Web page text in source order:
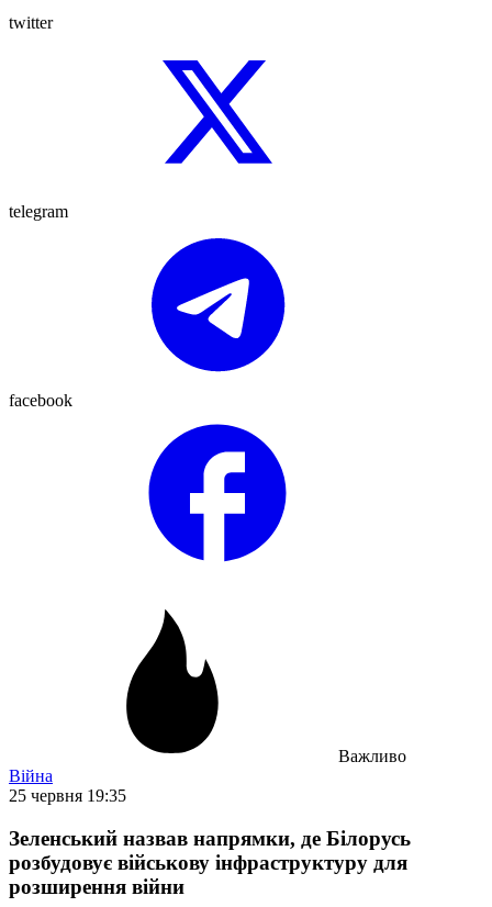
twitter
telegram
facebook
Важливо
Війна
25 червня 19:35
Зеленський назвав напрямки, де Білорусь
розбудовує військову інфраструктуру для
розширення війни